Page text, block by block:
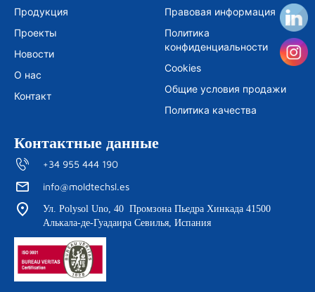
b
o
k
t
e
Продукция
Проекты
Новости
О нас
Контакт
Правовая информация
Политика
конфиденциальности
Cookies
Общие условия продажи
Политика качества
Контактные данные
+34 955 444 190
info@moldtechsl.es
Ул. Polysol Uno, 40 Промзона Пьедра Хинкада 41500
Алькала-де-Гуадаира Севилья, Испания